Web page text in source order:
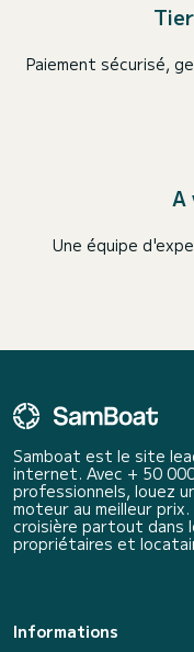
Paiement sécurisé,
A
Une équipe
Samboat est le site
internet. Avec + 50
professionnels, louez
moteur au meilleur
croisière partout dans
propriétaires et
Informations